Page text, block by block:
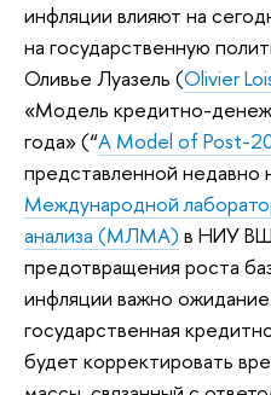
инфляции влияют на
на государственную
Оливье Луазель (Olivier
«Модель кредитно-
года» (“A Model of Post-
представленной недавно
Международной
анализа (МЛМА) в НИУ
предотвращения роста
инфляции важно
государственная
будет корректировать